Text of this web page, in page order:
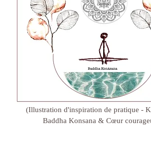
(Illustration d'inspiration de pratique -
Baddha Konsana & Cœur